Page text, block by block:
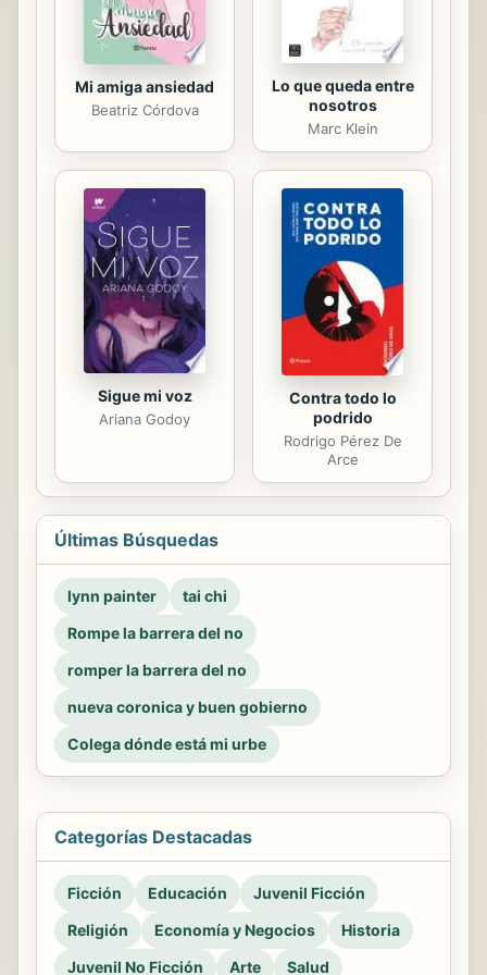
Mi amiga ansiedad
Beatriz Córdova
Lo que queda entre
nosotros
Marc Klein
Sigue mi voz
Ariana Godoy
Contra todo lo
podrido
Rodrigo Pérez De
Arce
Últimas Búsquedas
lynn painter
tai chi
Rompe la barrera del no
romper la barrera del no
nueva coronica y buen gobierno
Colega dónde está mi urbe
Categorías Destacadas
Ficción Educación
Juvenil Ficción
Religión
Economía y Negocios
Historia
Juvenil No Ficción
Arte Salud